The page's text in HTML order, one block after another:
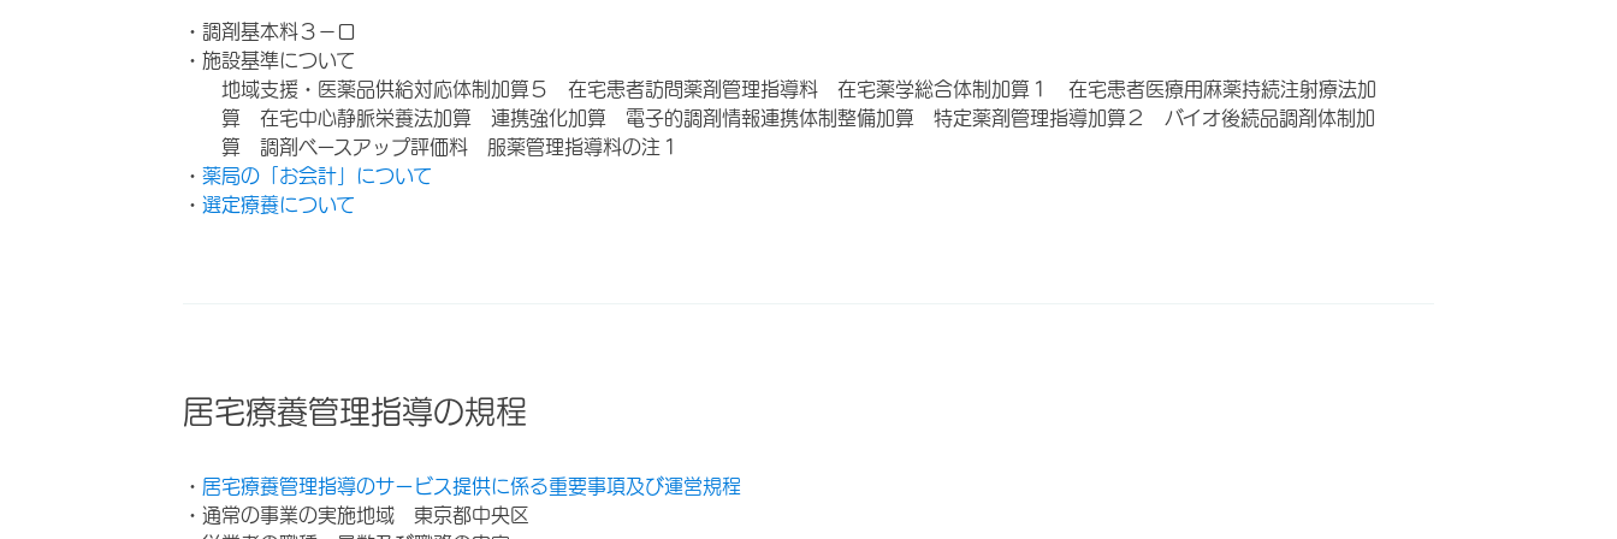
・調剤基本料３－ロ
・施設基準について
地域支援・医薬品供給対応体制加算５ 在宅患者訪問薬剤管理指導料 在宅薬学総合体制加算１ 在宅患者医療用麻薬持続注射療法加
算 在宅中心静脈栄養法加算 連携強化加算 電子的調剤情報連携体制整備加算 特定薬剤管理指導加算２ バイオ後続品調剤体制加
算 調剤ベースアップ評価料 服薬管理指導料の注１
・ 薬局の「お会計」について
・ 選定療養について
居宅療養管理指導の規程
・ 居宅療養管理指導のサービス提供に係る重要事項及び運営規程
・通常の事業の実施地域 東京都中央区